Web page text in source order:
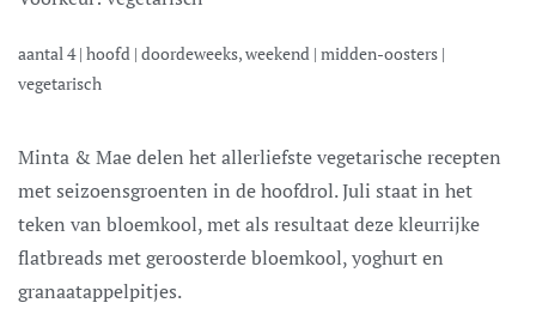
aantal 4| hoofd | doordeweeks, weekend | midden-oosters |
vegetarisch
Minta & Mae delen het allerliefste vegetarische recepten
met seizoensgroenten in de hoofdrol. Juli staat in het
teken van bloemkool, met als resultaat deze kleurrijke
flatbreads met geroosterde bloemkool, yoghurt en
granaatappelpitjes.